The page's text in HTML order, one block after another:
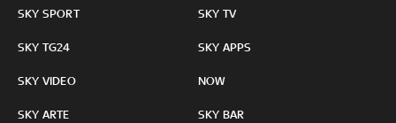
SKY SPORT
SKY TG24
SKY VIDEO
SKY ARTE
SKY TV
SKY APPS
NOW
SKY BAR